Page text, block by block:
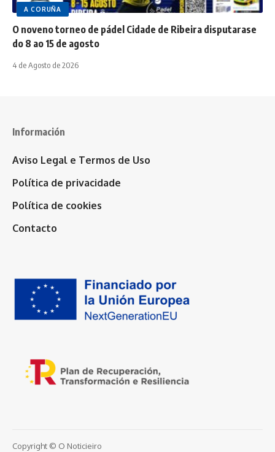
A CORUÑA
O noveno torneo de pádel Cidade de Ribeira disputarase
do 8 ao 15 de agosto
4 de Agosto de 2026
Información
Aviso Legal e Termos de Uso
Política de privacidade
Política de cookies
Contacto
Copyright © O Noticieiro